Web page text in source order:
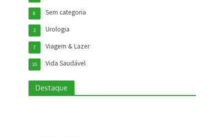
Sem categoria
8
Urologia
2
Viagem & Lazer
7
Vida Saudável
10
Destaque